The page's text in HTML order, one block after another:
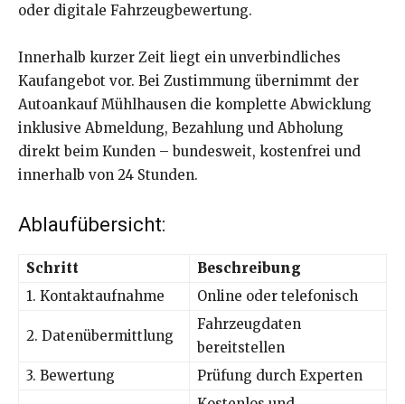
oder digitale Fahrzeugbewertung.
Innerhalb kurzer Zeit liegt ein unverbindliches
Kaufangebot vor. Bei Zustimmung übernimmt der
Autoankauf Mühlhausen die komplette Abwicklung
inklusive Abmeldung, Bezahlung und Abholung
direkt beim Kunden – bundesweit, kostenfrei und
innerhalb von 24 Stunden.
Ablaufübersicht:
Schritt
Beschreibung
1. Kontaktaufnahme
Online oder telefonisch
2. Datenübermittlung
Fahrzeugdaten
bereitstellen
3. Bewertung
Prüfung durch Experten